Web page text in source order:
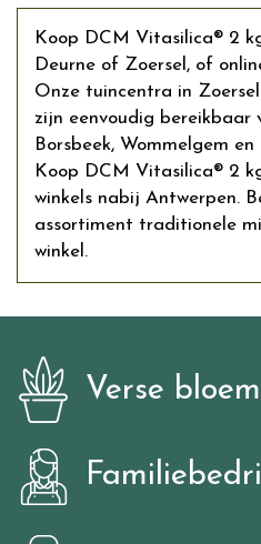
Koop DCM Vitasilica® 2
Deurne of Zoersel, of
Onze tuincentra in
zijn eenvoudig bereikbaar
Borsbeek, Wommelgem
Koop DCM Vitasilica® 2
winkels nabij Antwerpen.
assortiment traditionele
winkel.
Verse